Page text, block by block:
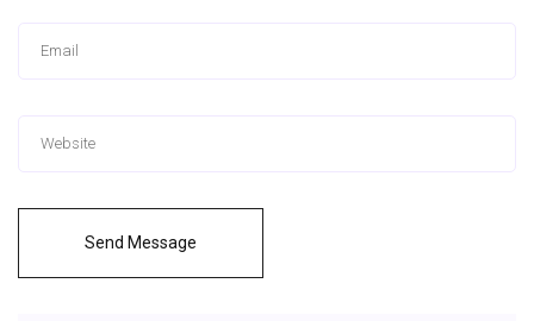
Send Message